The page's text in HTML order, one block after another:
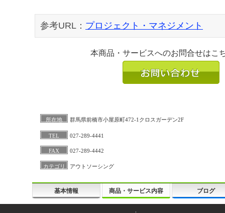
参考URL： プロジェクト・マネジメント
本商品・サービスへのお問合せはこ
所在地 群馬県前橋市小屋原町472-1クロスガーデン2F
TEL 027-289-4441
FAX 027-289-4442
カテゴリ アウトソーシング
基本情報 商品・サービス内容 ブログ